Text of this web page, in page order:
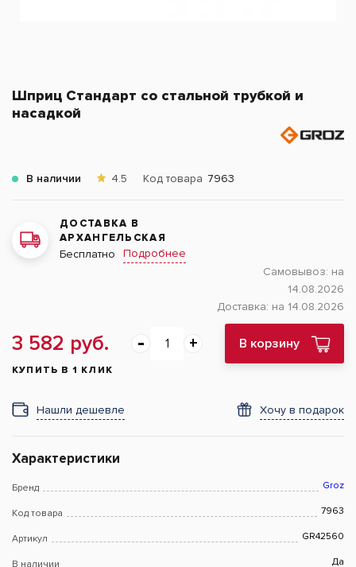
Шприц Стандарт со стальной трубкой и
насадкой
В наличии 4.5 Код товара 7963
ДОСТАВКА В
АРХАНГЕЛЬСКАЯ
Бесплатно
Подробнее
Самовывоз: на
14.08.2026
Доставка: на 14.08.2026
3 582 руб. В корзину
КУПИТЬ В 1 КЛИК
Нашли дешевле Хочу в подарок
Характеристики
Бренд Groz
Код товара 7963
Артикул GR42560
В наличии Да